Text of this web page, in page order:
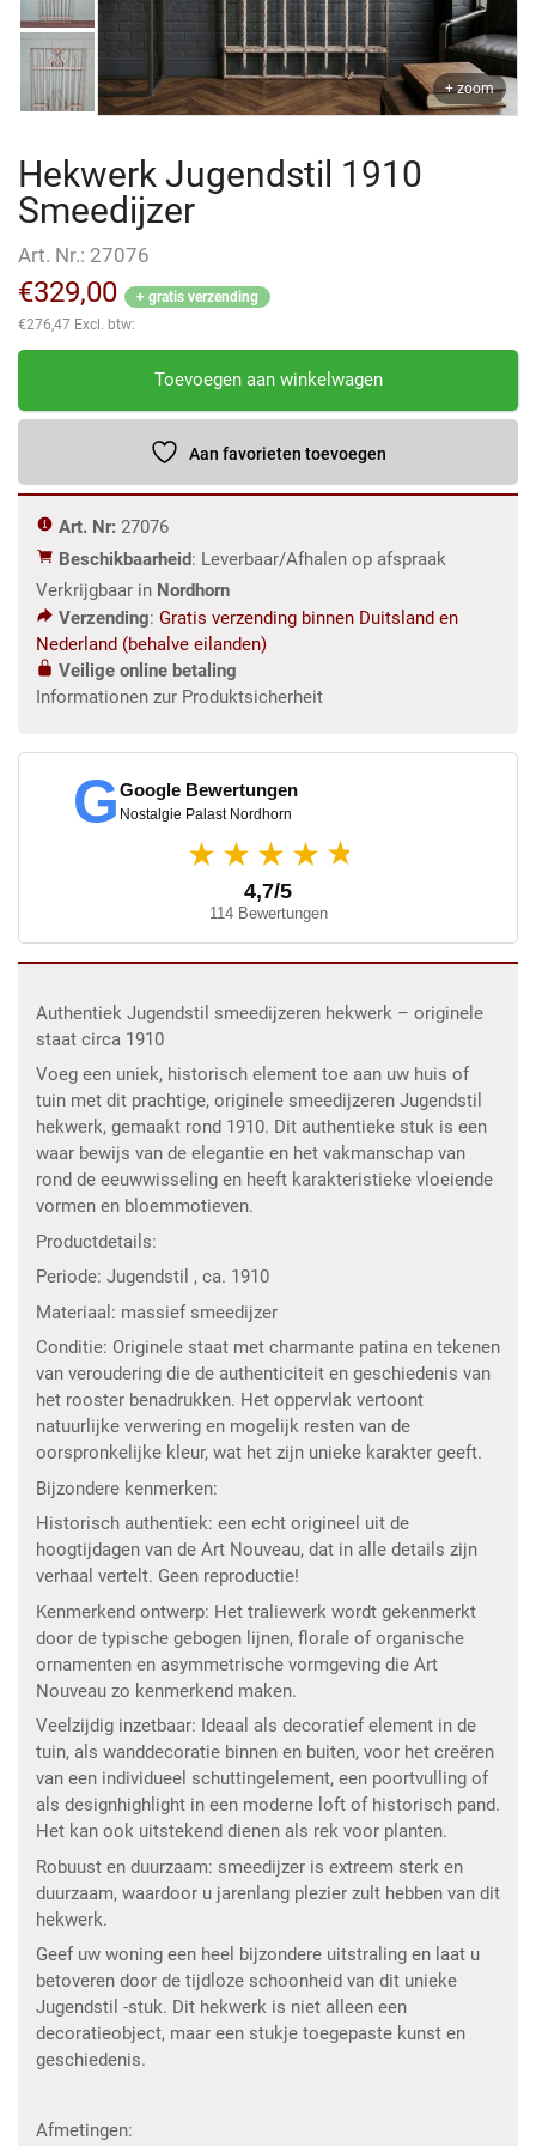
+ zoom
Hekwerk Jugendstil 1910
Smeedijzer
Art. Nr.: 27076
€329,00
+ gratis verzending
€276,47 Excl. btw:
Hekwerk
1910
aantal
Toevoegen aan winkelwagen
Aan favorieten toevoegen
Art. Nr: 27076
Beschikbaarheid: Leverbaar/Afhalen op afspraak
Verkrijgbaar in Nordhorn
Verzending: Gratis verzending binnen Duitsland en
Nederland (behalve eilanden)
Veilige online betaling
Informationen zur Produktsicherheit
GGoogle Bewertungen
Nostalgie Palast Nordhorn
★★★★ ★
4,7/5
114 Bewertungen
Authentiek Jugendstil smeedijzeren hekwerk – originele
staat circa 1910
Voeg een uniek, historisch element toe aan uw huis of
tuin met dit prachtige, originele smeedijzeren Jugendstil
hekwerk, gemaakt rond 1910. Dit authentieke stuk is een
waar bewijs van de elegantie en het vakmanschap van
rond de eeuwwisseling en heeft karakteristieke vloeiende
vormen en bloemmotieven.
Productdetails:
Periode: Jugendstil , ca. 1910
Materiaal: massief smeedijzer
Conditie: Originele staat met charmante patina en tekenen
van veroudering die de authenticiteit en geschiedenis van
het rooster benadrukken. Het oppervlak vertoont
natuurlijke verwering en mogelijk resten van de
oorspronkelijke kleur, wat het zijn unieke karakter geeft.
Bijzondere kenmerken:
Historisch authentiek: een echt origineel uit de
hoogtijdagen van de Art Nouveau, dat in alle details zijn
verhaal vertelt. Geen reproductie!
Kenmerkend ontwerp: Het traliewerk wordt gekenmerkt
door de typische gebogen lijnen, florale of organische
ornamenten en asymmetrische vormgeving die Art
Nouveau zo kenmerkend maken.
Veelzijdig inzetbaar: Ideaal als decoratief element in de
tuin, als wanddecoratie binnen en buiten, voor het creëren
van een individueel schuttingelement, een poortvulling of
als designhighlight in een moderne loft of historisch pand.
Het kan ook uitstekend dienen als rek voor planten.
Robuust en duurzaam: smeedijzer is extreem sterk en
duurzaam, waardoor u jarenlang plezier zult hebben van dit
hekwerk.
Geef uw woning een heel bijzondere uitstraling en laat u
betoveren door de tijdloze schoonheid van dit unieke
Jugendstil -stuk. Dit hekwerk is niet alleen een
decoratieobject, maar een stukje toegepaste kunst en
geschiedenis.
Afmetingen: